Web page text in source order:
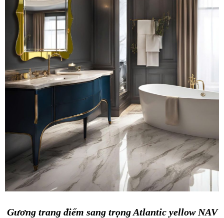
Gương trang điểm sang trọng Atlantic yellow NAV